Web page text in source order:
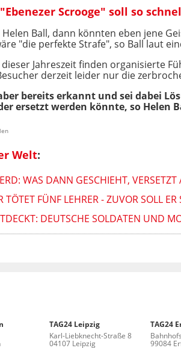
Scrooge" soll so
Ball, dann könnten eben jene
"die perfekte Strafe", so Ball laut
Jahreszeit finden organisierte
derzeit leider nur die
bereits erkannt und sei dabei
ersetzt werden könnte, so Helen
Welt:
WAS DANN GESCHIEHT,
FÜNF LEHRER - ZUVOR SOLL ER
DEUTSCHE SOLDATEN UND
TAG24 Leipzig
Karl-Liebknecht-Straße 8
04107 Leipzig
TAG24
99084